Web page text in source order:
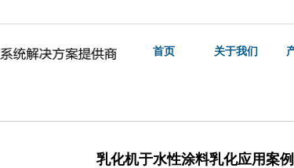
首页 关于我们
乳化机于水性涂料乳化应用案例